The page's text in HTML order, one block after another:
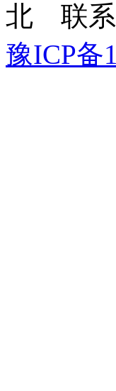
北 联系
豫ICP备